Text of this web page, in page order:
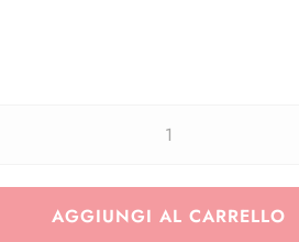
aggiornamento
EURO
AGGIUNGI AL CARRELLO